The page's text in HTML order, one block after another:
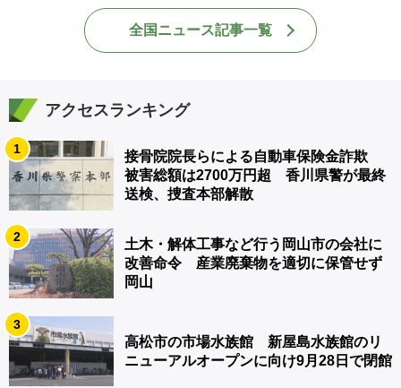
全国ニュース記事一覧
アクセスランキング
1
接骨院院長らによる自動車保険金詐欺
被害総額は2700万円超 香川県警が最終
送検、捜査本部解散
2
土木・解体工事など行う岡山市の会社に
改善命令 産業廃棄物を適切に保管せず
岡山
3
高松市の市場水族館 新屋島水族館のリ
ニューアルオープンに向け9月28日で閉館